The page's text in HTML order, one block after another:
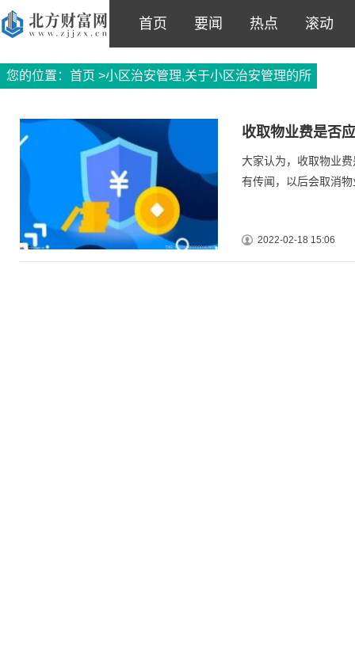
首页 要闻 热点 滚动
您的位置： 首页 >小区治安管理,关于小区治安管理的所
收取物业费是否
大家认为，收取物业
有传闻，以后会取消
2022-02-18 15:06